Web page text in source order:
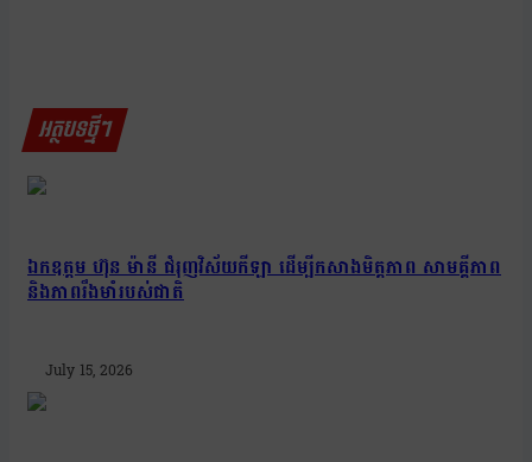
អត្ថបទថ្មីៗ
ឯកឧត្តម ហ៊ុន ម៉ានី ជំរុញវិស័យកីឡា ដើម្បីកសាងមិត្តភាព សាមគ្គីភាព
និងភាពរឹងមាំរបស់ជាតិ
July 15, 2026